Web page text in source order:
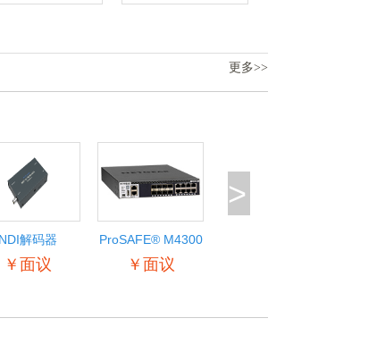
更多>>
NDI解码器
￥面议
ProSAFE® M4300
￥面议
>